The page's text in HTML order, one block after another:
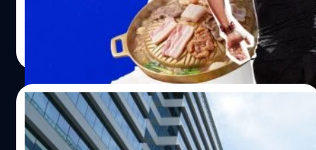
วิทยาศาสตร์เคยพบสารอินทรีย์และน้ำตาลบางชนิดใน
อุกกาบาต รวมถึงตัวอย่างจากดาวเคราะห์น้อย แต่การค้นพบ
ครั้งนี้แตกต่างออกไป เพราะเป็นการตรวจพบน้ำตาลที่ก่อตัว
อยู่ในอวกาศระหว่างดวงดาวโดยตรง แม้การค้นพบครั้งนี้จะไม่
ได้หมายความว่าพบสิ่งมีชีวิตนอกโลก แต่มันช่วยให้นัก
วิทยาศาสตร์เข้าใจมากขึ้นว่าวัตถุดิบที่จำเป็นต่อการกำเนิด
ชีวิตอาจมีอยู่ในอวกาศมาตั้งแต่แรก และอาจเดินทางมายัง
โลกยุคแรกผ่านดาวหางหรืออุกกาบาต ก่อนจะค่อย ๆ พัฒนา
เป็นสิ่งมีชีวิตอย่างที่เราเห็นในปัจจุบัน
ยอดฮิตของคนไทย ส่วนสำคัญที่ขับเคลื่อนวงการวิ่งในบ้านเรา
หนีไม่พ้นโซเชียลมีเดีย ที่อินฟลูเอนเซอร์ได้ Influence หรือมี
อิทธิพลต่อคนดูสมคำเรียก และหลายเดือนมานี้เราต่างเห็น
การตลาด "การวิ่งแลกของ" ไม่ว่าจะวิ่งแลกแว่น วิ่งแลกไก่
ทอด วิ่งแลกออนเซน หรือแม้แต่การวิ่งแลกส่วนลดซิลิโคน
เสริมหน้าอก BT beartai เลยมานั่งคิดว่าหรือนี่จะเป็นจุดเริ่ม
ต้นของสังคม-ประเทศสุขภาพดีของไทยได้รึเปล่านะ จาก
ข้อมูลปัจจุบันคนอ้วนในไทย ทั้งโรคอ้วนและน้ำหนักเกินมีเพิ่ม
ขึ้นมาก ไหนจะเบาหวานชนิดที่ 2 และ NCDs อีกหลายโรคก็
| 24 days ago
16/07/2026
Cloud 11 เปิดแล้ว Creative Hub แห่งเซาท์